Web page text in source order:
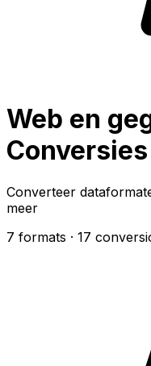
Web en
Conversies
Converteer
meer
7 formats · 17